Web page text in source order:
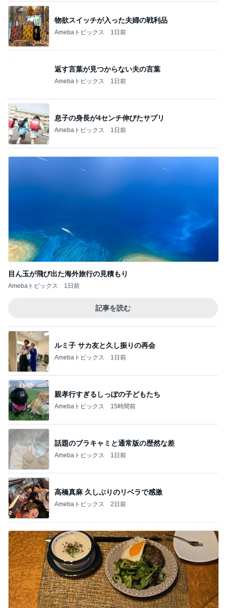
物欲スイッチが入った夫婦の戦利品
Amebaトピックス 1日前
返す言葉が見つからない夫の言葉
Amebaトピックス 1日前
息子の身長が4センチ伸びたサプリ
Amebaトピックス 1日前
目ん玉が飛び出た海外旅行の見積もり
Amebaトピックス 1日前
記事を読む
ルミ子 サカ友と久し振りの再会
Amebaトピックス 1日前
親孝行すぎるしっぽの子どもたち
Amebaトピックス 15時間前
話題のブラキャミと通常版の歴然な差
Amebaトピックス 1日前
高橋真麻 久しぶりのリベラで感激
Amebaトピックス 2日前